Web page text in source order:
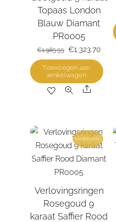
Topaas London
Blauw Diamant
PR0005
€1,985.55 Oorspronkelijke
was:
€1,985.55.
€1,323.70
prijs
is:
Toevoegen aan
winkelwagen
Share
AANBIEDING!
Verlovingsringen
Rosegoud 9
karaat Saffier Rood